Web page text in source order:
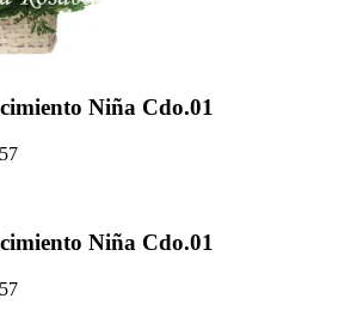
Niña Cdo.01
Niña Cdo.01